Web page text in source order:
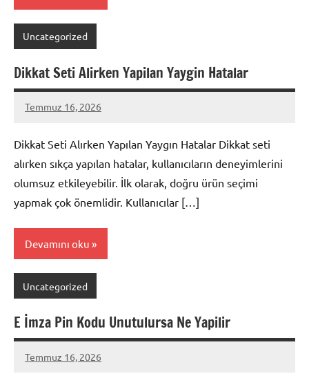
Uncategorized
Dikkat Seti Alirken Yapilan Yaygin Hatalar
Temmuz 16, 2026
admin
Yorum
Dikkat Seti Alırken Yapılan Yaygın Hatalar Dikkat seti
alırken sıkça yapılan hatalar, kullanıcıların deneyimlerini
olumsuz etkileyebilir. İlk olarak, doğru ürün seçimi
yapmak çok önemlidir. Kullanıcılar […]
Devamını oku
Uncategorized
E İmza Pin Kodu Unutulursa Ne Yapilir
Temmuz 16, 2026
admin
Yorum